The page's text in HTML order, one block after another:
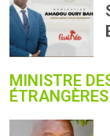
MINISTRE
ÉTRANGÈRES